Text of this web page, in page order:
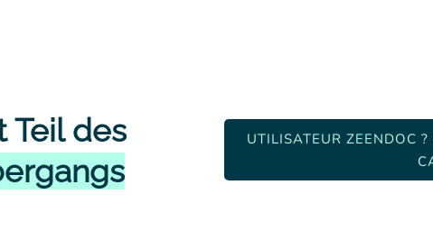
Teil des
UTILISATEUR ZEENDOC